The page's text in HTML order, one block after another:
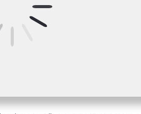
ЗА 8
2016 ГОДА